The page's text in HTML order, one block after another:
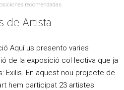
recomendadas
de Artista
Aquí us presento varies
de la exposició col·lectiva que ja
Exilis. En aquest nou projecte de
hem participat 23 artistes